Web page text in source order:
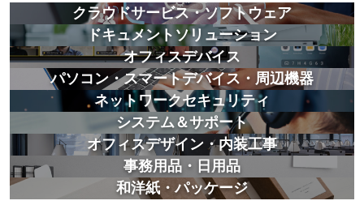
クラウドサービス・ソフトウェア
ドキュメントソリューション
オフィスデバイス
パソコン・スマートデバイス・周辺機器
ネットワークセキュリティ
システム＆サポート
オフィスデザイン・内装工事
事務用品・日用品
和洋紙・パッケージ